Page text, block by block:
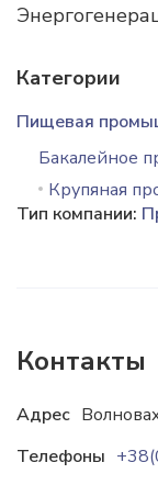
Категории
Пищевая
Бакалейное
Крупяная
Тип компании:
Контакты
Адрес
Телефоны